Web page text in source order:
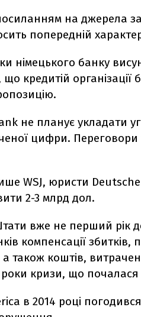
на джерела
попередній
німецького банку
кредитій
не планує укладати
цифри.
WSJ, юристи
2-3 млрд дол.
вже не перший рік
компенсації
а також коштів,
роки кризи, що почалася
в 2014 році